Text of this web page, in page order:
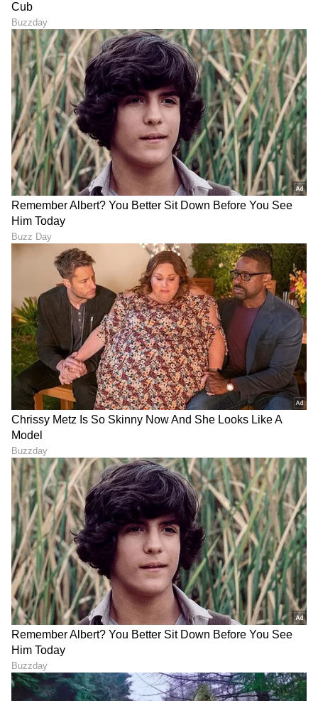
ಸಂಬಂಧ,
ಏಷ್ಯಾನೆಟ್ ಸುವರ್ಣ ನ್ಯೂಸ್‌ ಫಾಲೋ ಮಾಡಿ.
ಸಂಪೂರ್ಣ ಮಾಹಿತಿ ಒಂದೇ ಕ್ಲಿಕ್‌ನಲ್ಲಿ ಲಭ್ಯ. ಏಷ್ಯಾನೆಟ್
ಸುವರ್ಣ ನ್ಯೂಸ್ ಅಧಿಕೃತ ಆ್ಯಪ್ ಡೌನ್‌ಲೋಡ್ ಮಾಡಿ
ಹಾಗು ಎಲ್ಲಾ ಅಪ್‌ಡೇಟ್ ಗಳನ್ನು ಪಡೆಯಿರಿ.
DOWNLOAD APP
RECOMMENDED STORIES
ಪೋಷಕರೇ ಈ ಶಾಕಿಂಗ್ ವರದಿ
ಕಡೆಗಣಿಸಬೇಡಿ: ಮಕ್ಕಳ
ಹೃದಯಾಘಾತಕ್ಕೆ ಇದೇ ಕಾರಣ! 13
ರಾಜ್ಯಗಳ ಅಧ್ಯಯನದಲ್ಲಿ
ಹೊರಬಿತ್ತು ಬೆಚ್ಚಿಬೀಳಿಸುವ
ಮಾಹಿತಿ!
ಫ್ರಿಡ್ಜ್ ಬಳಕೆಯ ಈ ಸತ್ಯಗಳು
ನಿಮಗೆ ತಿಳಿದಿದೆಯೇ? ತಾಪಮಾನ,
ಸ್ವಚ್ಛತೆ, ಬಳಕೆ ಟಿಪ್ಸ್